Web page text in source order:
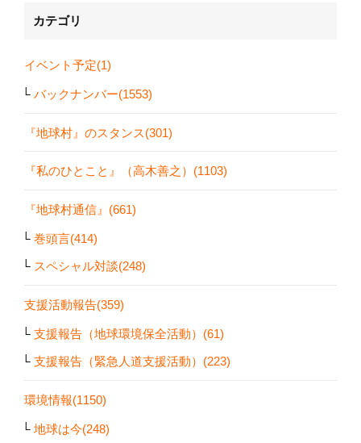
カテゴリ
イベント予定(1)
バックナンバー(1553)
『地球村』のスタンス(301)
『私のひとこと』（高木善之）(1103)
『地球村通信』(661)
巻頭言(414)
スペシャル対談(248)
支援活動報告(359)
支援報告（地球環境保全活動）(61)
支援報告（緊急人道支援活動）(223)
環境情報(1150)
地球は今(248)